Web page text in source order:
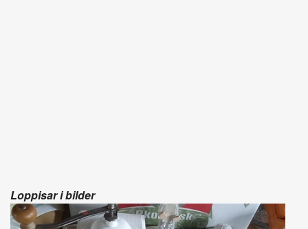
Loppisar i bilder